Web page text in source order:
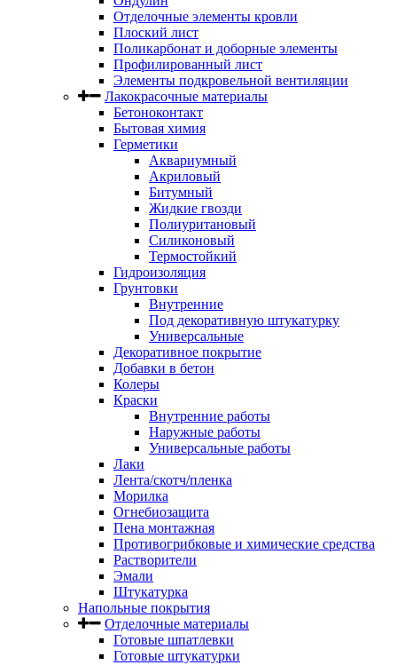
Отделочные элементы кровли
Плоский лист
Поликарбонат и доборные элементы
Профилированный лист
Элементы подкровельной вентиляции
Лакокрасочные материалы
Бетоноконтакт
Бытовая химия
Герметики
Аквариумный
Акриловый
Битумный
Жидкие гвозди
Полиуритановый
Силиконовый
Термостойкий
Гидроизоляция
Грунтовки
Внутренние
Под декоративную штукатурку
Универсальные
Декоративное покрытие
Добавки в бетон
Колеры
Краски
Внутренние работы
Наружные работы
Универсальные работы
Лаки
Лента/скотч/пленка
Морилка
Огнебиозащита
Пена монтажная
Противогрибковые и химические средства
Растворители
Эмали
Штукатурка
Напольные покрытия
Отделочные материалы
Готовые шпатлевки
Готовые штукатурки